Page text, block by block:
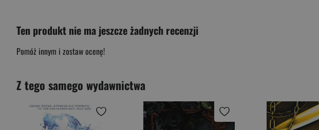
Ten produkt nie ma jeszcze żadnych recenzji
Pomóż innym i zostaw ocenę!
Z tego samego wydawnictwa